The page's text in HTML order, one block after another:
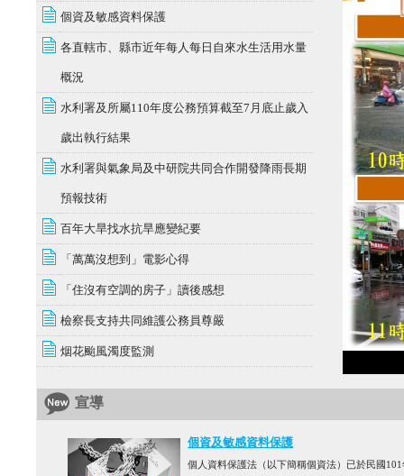
個資及敏感資料保護
各直轄市、縣市近年每人每日自來水生活用水量
概況
水利署及所屬110年度公務預算截至7月底止歲入
歲出執行結果
水利署與氣象局及中研院共同合作開發降雨長期
預報技術
百年大旱找水抗旱應變紀要
「萬萬沒想到」電影心得
「住沒有空調的房子」讀後感想
檢察長支持共同維護公務員尊嚴
烟花颱風濁度監測
宣導
個資及敏感資料保護
個人資料保護法（以下簡稱個資法）已於民國